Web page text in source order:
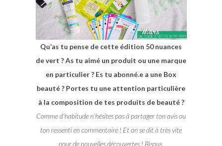
Qu’as tu pense de cette édition 50 nuances
de vert ? As tu aimé un produit ou une marque
en particulier ? Es tu abonné.e a une Box
beauté ? Portes tu une attention particulière
à la composition de tes produits de beauté ?
Comme d’habitude n’hésites pas à partager ton avis ou
ton ressenti en commentaire ! Et on se dit à très vite
pour de nouvelles découvertes ! Bisous